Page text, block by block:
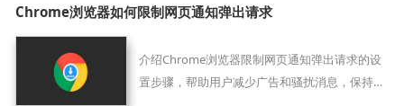
Chrome浏览器如何限制网页通知弹出请求
介绍Chrome浏览器限制网页通知弹出请求的设
置步骤，帮助用户减少广告和骚扰消息，保持浏